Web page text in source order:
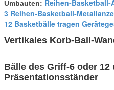
Umbauten: Reihen-Basketball-
3 Reihen-Basketball-
12 Basketbälle tragen
Vertikales Korb-Ball-
Bälle des Griff-6 oder
Präsentationsständer